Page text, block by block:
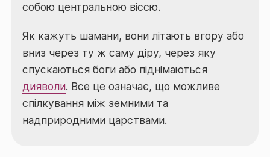
собою центральною віссю.
Як кажуть шамани, вони літають вгору або
вниз через ту ж саму діру, через яку
спускаються боги або піднімаються
дияволи. Все це означає, що можливе
спілкування між земними та
надприродними царствами.